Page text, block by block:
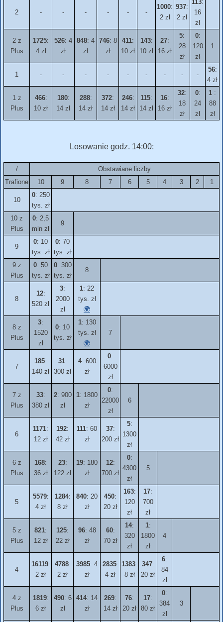
2 - - - - - -
1000:
2 zł
937:
2 zł
113:
16
zł
2 z
Plus
1725:
4 zł
526: 4
zł
848: 4
zł
746: 8
zł
411:
10 zł
143:
10 zł
27:
16 zł
5:
28
zł
0:
120
zł
1
1 - - - - - - - - -
56:
4 zł
1 z
Plus
466:
10 zł
180:
14 zł
288:
14 zł
372:
14 zł
246:
14 zł
115:
14 zł
16:
16 zł
32:
18
zł
0:
24
zł
1 :
88
zł
Losowanie godz. 14:00:
/
Obstawiane liczby
Trafione
10 9 8 7 6 5 4 3 2 1
10
0: 250
tys. zł
10 z
Plus
0: 2,5
mln zł
9
9
0: 10
tys. zł
0: 70
tys. zł
9 z
Plus
0: 50
tys. zł
0: 300
tys. zł
8
8
12:
520 zł
3:
2000
zł
1: 22
tys. zł
🌍
8 z
Plus
3:
1520
zł
0: 10
tys. zł
1: 130
tys. zł
🌍
7
7
185:
140 zł
31:
300 zł
4: 600
zł
0:
6000
zł
7 z
Plus
33:
380 zł
2: 900
zł
1: 1800
zł
0:
22000
zł
6
6
1171:
12 zł
192:
42 zł
111: 60
zł
37:
200 zł
5:
1300
zł
6 z
Plus
168:
36 zł
23:
122 zł
19: 180
zł
12:
700 zł
0:
4300
zł
5
5
5579:
4 zł
1284:
8 zł
840: 20
zł
450:
20 zł
163:
120
zł
17:
700
zł
5 z
Plus
821:
12 zł
125:
22 zł
96: 48
zł
60:
70 zł
14:
320
zł
1:
1800
zł
4
4
16119:
2 zł
4788:
2 zł
3985: 4
zł
2835:
4 zł
1383:
8 zł
347:
20 zł
6:
84
zł
4 z
Plus
1819:
6 zł
490: 6
zł
414: 14
zł
269:
14 zł
76:
20 zł
17:
80 zł
0:
384
zł
3